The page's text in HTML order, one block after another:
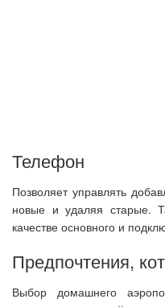
Телефон
Позволяет управлять
новые и удаляя старые.
качестве основного и
Предпочтения,
Выбор домашнего